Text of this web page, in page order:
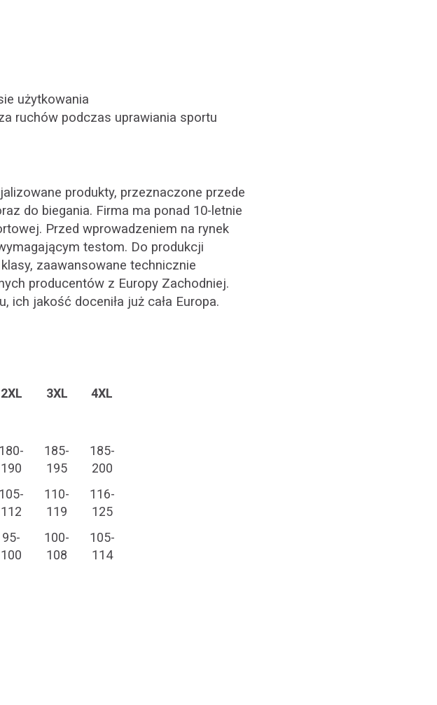
użytkowania
ruchów podczas uprawiania sportu
produkty, przeznaczone przede
do biegania. Firma ma ponad 10-letnie
Przed wprowadzeniem na rynek
testom. Do produkcji
zaawansowane technicznie
producentów z Europy Zachodniej.
ich jakość doceniła już cała Europa.
2XL 3XL 4XL
180-
190
185-
195
185-
200
105-
112
110-
119
116-
125
95-
100
100-
108
105-
114